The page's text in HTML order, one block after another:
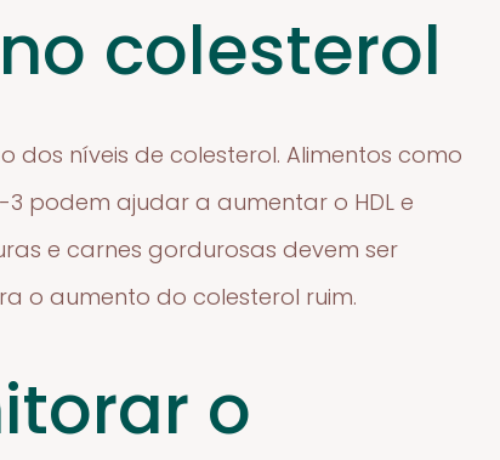
colesterol
níveis de colesterol. Alimentos como
podem ajudar a aumentar o HDL e
e carnes gordurosas devem ser
o aumento do colesterol ruim.
o